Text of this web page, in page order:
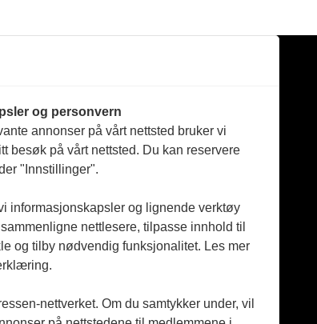
Reportasje
Produkter
Jobbmarked
og personvern
annonser på vårt nettsted bruker vi
besøk på vårt nettsted. Du kan reservere
"Innstillinger".
informasjonskapsler og lignende verktøy
nettlesere, tilpasse innhold til
og tilby nødvendig funksjonalitet. Les mer
nettverket. Om du samtykker under, vil